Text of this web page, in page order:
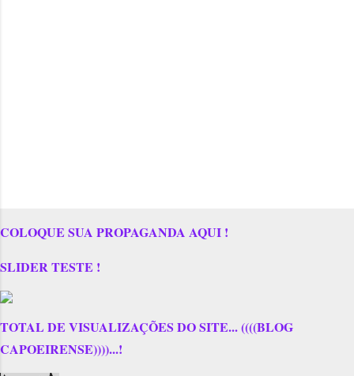
COLOQUE SUA PROPAGANDA AQUI !
SLIDER TESTE !
TOTAL DE VISUALIZAÇÕES DO SITE... ((((BLOG
CAPOEIRENSE))))...!